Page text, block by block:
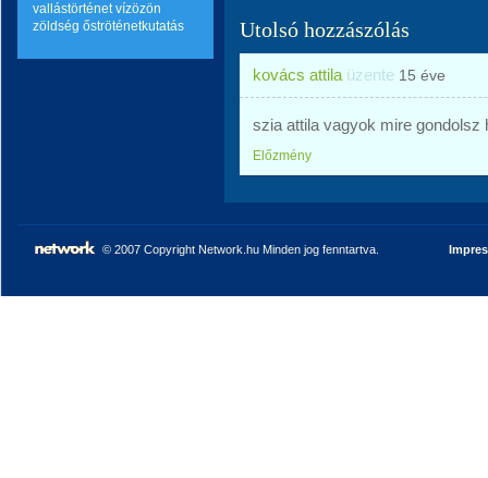
vallástörténet vízözön
zöldség őströténetkutatás Utolsó hozzászólás
kovács attila üzente 15 éve
szia attila vagyok mire gondolsz
Előzmény
© 2007 Copyright Network.hu Minden jog fenntartva.